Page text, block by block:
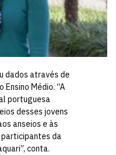
dados através de
Médio. “A
portuguesa
desses jovens
anseios e às
da
conta.